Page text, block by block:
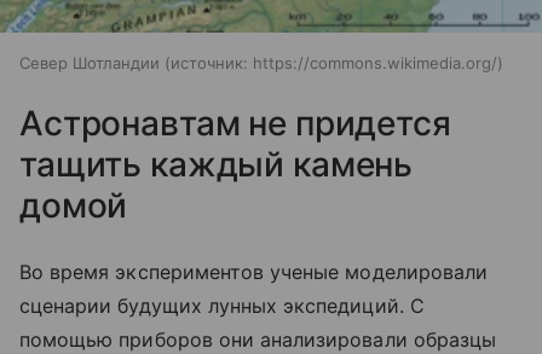
Север Шотландии источник: https://commons.wikimedia.org/
Астронавтам не придется
тащить каждый камень
домой
Во время экспериментов ученые моделировали
сценарии будущих лунных экспедиций. С
помощью приборов они анализировали образцы